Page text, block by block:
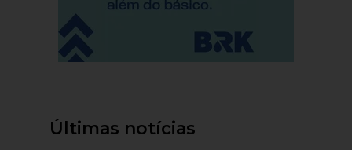
Últimas notícias